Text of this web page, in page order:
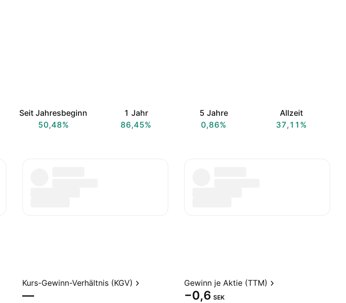
Seit Jahresbeginn
50,48%
1 Jahr
86,45%
5 Jahre
0,86%
Allzeit
37,11%
Kurs-Gewinn-Verhältnis (KGV)
—
Gewinn je Aktie (TTM)
−0,6 SEK